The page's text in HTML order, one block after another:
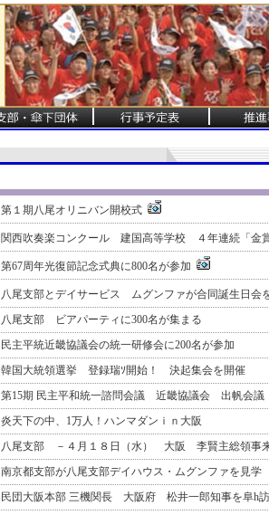
第１期八尾オリニバン開校式
関西吹奏楽コンクール 建国高等学校 ４年連続「金
第67周年光復節記念式典に800名が参加
八尾支部とデイサービス ムグンファが合同誕生日会
八尾支部 ビアパーティに300名が集まる
民主平統近畿協議会の統一研修会に200名が参加
韓国大統領選挙 登録瑞ｿ開始！ 決起集会を開催
第15期 民主平和統一諮問会議 近畿協議会 出帆会
炎天下の中、1万人！ハンマダンｉｎ大阪
八尾支部 －４月１８日（水） 大阪 李賢主総領事
南京都支部が八尾支部デイハウス・ムグンファを見学
民団大阪本部 三機関長 大阪府 松井一郎知事を阜h